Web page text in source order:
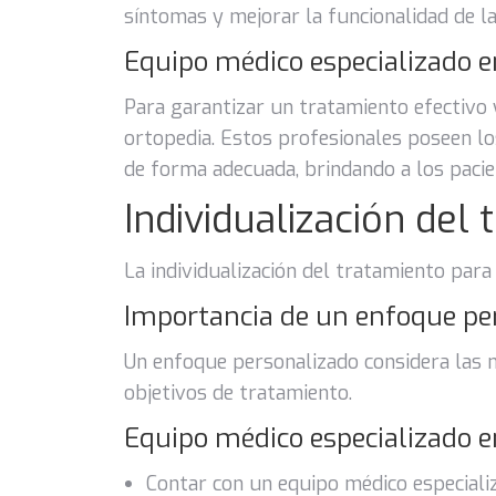
síntomas y mejorar la funcionalidad de
Equipo médico especializado
Para garantizar un tratamiento efectivo
ortopedia. Estos profesionales poseen
de forma adecuada, brindando a los
Individualización
La individualización del tratamiento
Importancia de un enfoque
Un enfoque personalizado considera las
objetivos de tratamiento.
Equipo médico especializado
Contar con un equipo médico